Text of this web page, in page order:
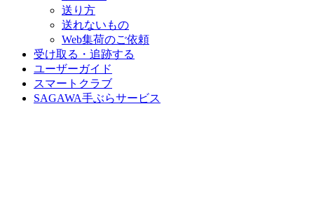
送り方
送れないもの
Web集荷のご依頼
受け取る・追跡する
ユーザーガイド
スマートクラブ
SAGAWA手ぶらサービス